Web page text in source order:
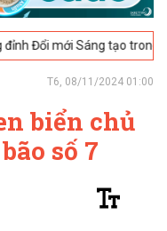
tạo trong Ngành Thực
T6, 08/11/2024 01:00
biển chủ
số 7